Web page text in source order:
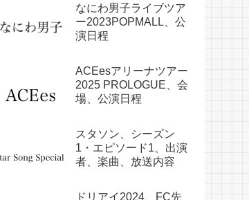
なにわ男子ライブツア
ー2023POPMALL、公
演日程
ACEesアリーナツアー
2025 PROLOGUE、会
場、公演日程
スタソン、シーズン
1・エピソード1、出演
者、楽曲、放送内容
ドリアイ2024、FC先